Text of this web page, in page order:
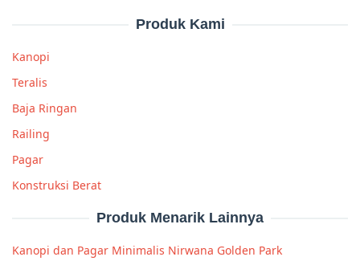
Produk Kami
Kanopi
Teralis
Baja Ringan
Railing
Pagar
Konstruksi Berat
Produk Menarik Lainnya
Kanopi dan Pagar Minimalis Nirwana Golden Park